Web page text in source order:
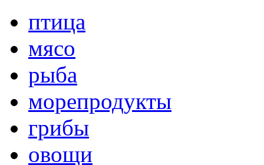
птица
мясо
рыба
морепродукты
грибы
овощи